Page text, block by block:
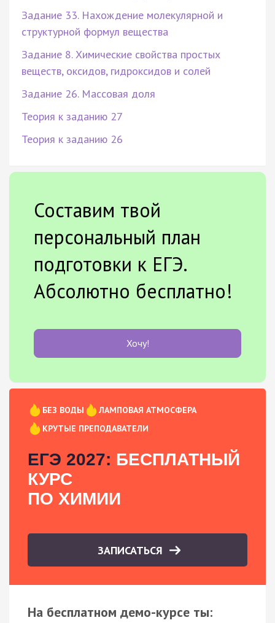
Задание 33. Нахождение молекулярной и
структурной формул вещества
Задание 8. Химические свойства простых
веществ, оксидов, гидроксидов и солей
Задание 26. Массовая доля
Теория к заданию 27
Теория к заданию 26
Составим твой
персональный план
подготовки к ЕГЭ.
Абсолютно бесплатно!
Хочу!
БЕЗ ВОДЫ
ЛАМПОВАЯ АТМОСФЕРА
КРУТЫЕ ПРЕПОДАВАТЕЛИ
ЕГЭ 2027: БЕСПЛАТНЫЙ
КУРС
ПО ХИМИИ
ЗАПИСАТЬСЯ
На бесплатном демо-курсе ты: